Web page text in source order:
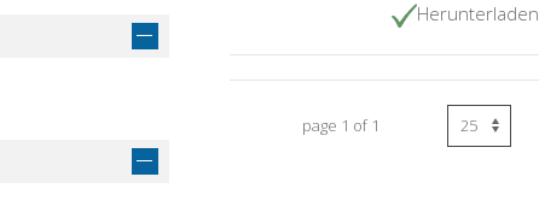
Herunterladen
page 1 of 1